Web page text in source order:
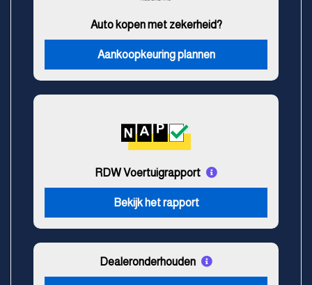
Auto kopen met zekerheid?
Aankoopkeuring plannen
RDW Voertuigrapport
Bekijk het rapport
Dealeronderhouden